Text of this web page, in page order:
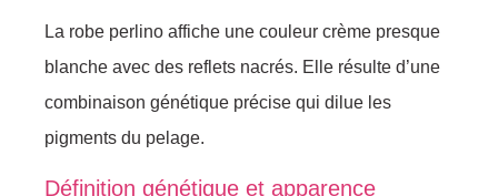
La robe perlino affiche une couleur crème presque
blanche avec des reflets nacrés. Elle résulte d’une
combinaison génétique précise qui dilue les
pigments du pelage.
Définition génétique et apparence